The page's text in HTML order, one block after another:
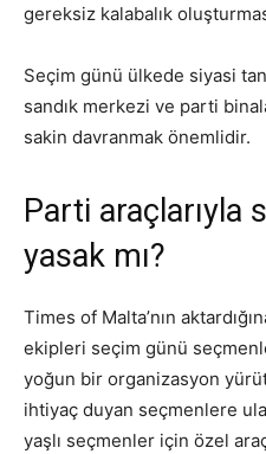
gereksiz kalabalık
Seçim günü ülkede siyasi
sandık merkezi ve parti
sakin davranmak önemlidir.
Parti araçlarıyla
yasak mı?
Times of Malta’nın
ekipleri seçim günü
yoğun bir organizasyon
ihtiyaç duyan seçmenlere
yaşlı seçmenler için özel